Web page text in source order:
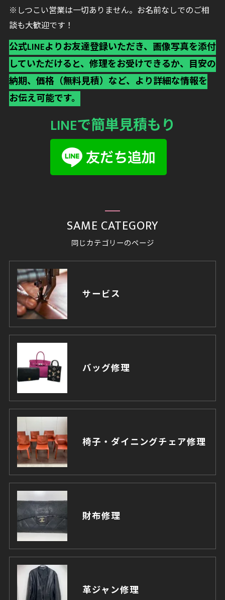
※しつこい営業は一切ありません。お名前なしでのご相
談も大歓迎です！
公式LINEよりお友達登録いただき、画像写真を添付
していただけると、修理をお受けできるか、目安の
納期、価格（無料見積）など、より詳細な情報を
お伝え可能です。
LINEで簡単見積もり
同じカテゴリーのページ
SAME CATEGORY
サービス
バッグ修理
椅子・ダイニングチェア修理
財布修理
革ジャン修理